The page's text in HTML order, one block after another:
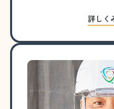
詳しく